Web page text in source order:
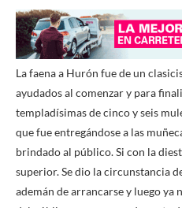
La faena a Hurón fue de un
ayudados al comenzar y para
templadísimas de cinco y seis
que fue entregándose a las
brindado al público. Si con la
superior. Se dio la circunstancia
ademán de arrancarse y luego ya